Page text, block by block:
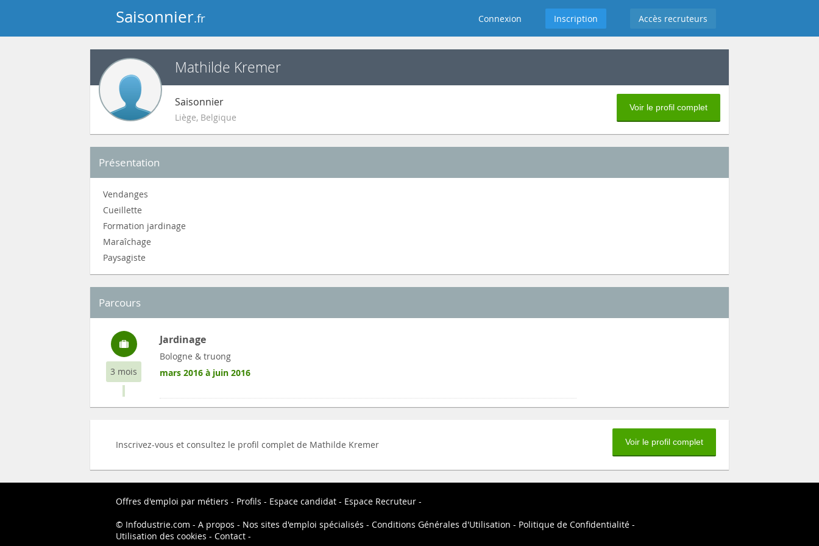
Saisonnier.fr Connexion Inscription Accès recruteurs
Mathilde Kremer
Saisonnier
Liège, Belgique
Voir le profil complet
Présentation
Vendanges
Cueillette
Formation jardinage
Maraîchage
Paysagiste
Parcours
3 mois
Jardinage
Bologne & truong
mars 2016 à juin 2016
Inscrivez-vous et consultez le profil complet de Mathilde Kremer Voir le profil complet
Offres d'emploi par métiers Profils Espace candidat
Espace Recruteur
Infodustrie.com
A propos Nos sites d'emploi spécialisés Conditions Générales d'Utilisation
Politique de Confidentialité
Utilisation des cookies
Contact